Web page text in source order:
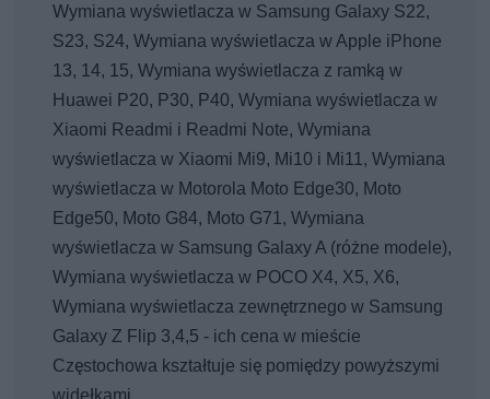
Wymiana wyświetlacza w Samsung Galaxy S22,
S23, S24, Wymiana wyświetlacza w Apple iPhone
13, 14, 15, Wymiana wyświetlacza z ramką w
Huawei P20, P30, P40, Wymiana wyświetlacza w
Xiaomi Readmi i Readmi Note, Wymiana
wyświetlacza w Xiaomi Mi9, Mi10 i Mi11, Wymiana
wyświetlacza w Motorola Moto Edge30, Moto
Edge50, Moto G84, Moto G71, Wymiana
wyświetlacza w Samsung Galaxy A (różne modele),
Wymiana wyświetlacza w POCO X4, X5, X6,
Wymiana wyświetlacza zewnętrznego w Samsung
Galaxy Z Flip 3,4,5 - ich cena w mieście
Częstochowa kształtuje się pomiędzy powyższymi